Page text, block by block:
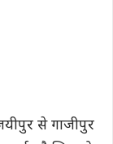
से गाजीपुर